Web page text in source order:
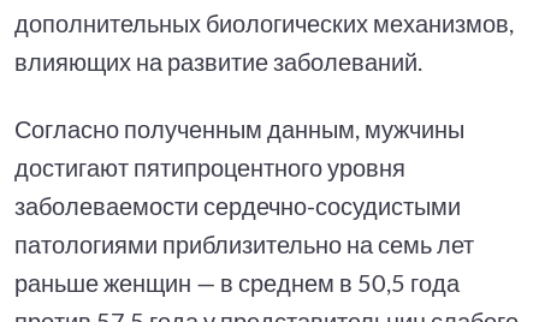
дополнительных биологических механизмов,
влияющих на развитие заболеваний.
Согласно полученным данным, мужчины
достигают пятипроцентного уровня
заболеваемости сердечно-сосудистыми
патологиями приблизительно на семь лет
раньше женщин — в среднем в 50,5 года